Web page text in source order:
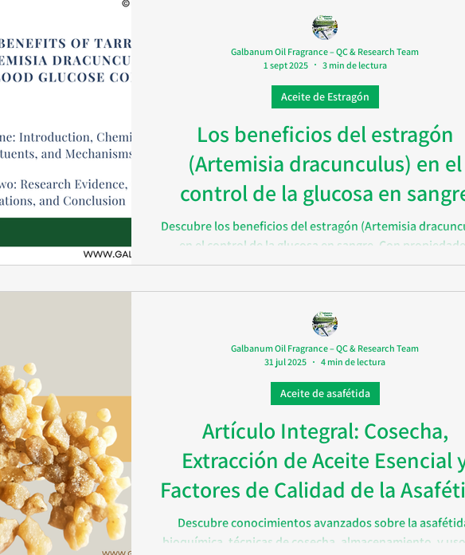
Los beneficios del estragón
(Artemisia dracunculus) en el
control de la glucosa en
Descubre los beneficios del estragón (Artemisia
en el control de la glucosa en sangre. Con
antioxidantes, antiinflamatorias y mejorando la
Aceite de Estragón
Galbanum Oil Fragrance – QC & Research Team
1 sept 2025
3 min de lectura
Artículo Integral: Cosecha,
Extracción de Aceite Esencial
Factores de Calidad de la
(Hing)
Descubre conocimientos avanzados sobre la
bioquímica, técnicas de cosecha, almacenamiento, y
Aceite de asafétida
Galbanum Oil Fragrance – QC & Research Team
31 jul 2025
4 min de lectura